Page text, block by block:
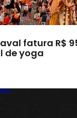
fatura R$
de yoga